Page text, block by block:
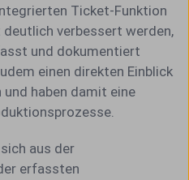
Ticket-Funktion
verbessert werden,
und dokumentiert
einen direkten Einblick
und haben damit eine
aus der
erfassten